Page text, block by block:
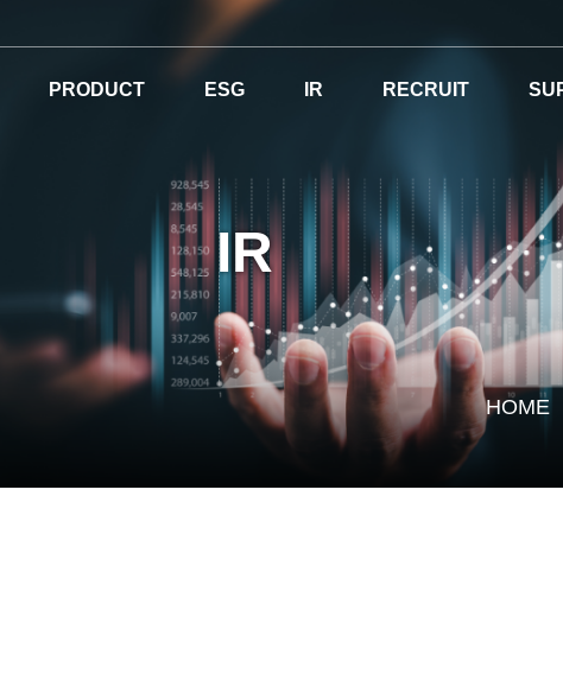
PRODUCT ESG IR RECRUIT
IR
HOME